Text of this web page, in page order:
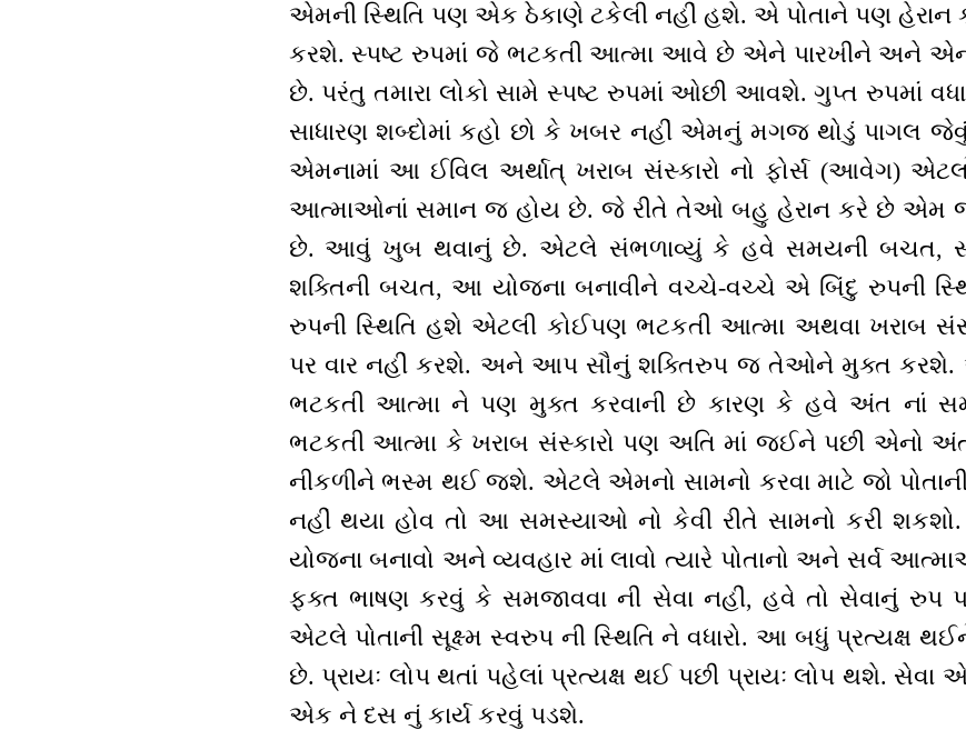
એમની સ્થિતિ પણ એક ઠેકાણે ટકેલી નહીં હશે. એ પોતાને પણ હેરાન
કરશે. સ્પષ્ટ રુપમાં જે ભટકતી આત્મા આવે છે એને પારખીને અને
છે. પરંતુ તમારા લોકો સામે સ્પષ્ટ રુપમાં ઓછી આવશે. ગુપ્ત રુપમાં
સાધારણ શબ્દોમાં કહો છો કે ખબર નહીં એમનું મગજ થોડું પાગલ
એમનામાં આ ઈવિલ અર્થાત્ ખરાબ સંસ્કારો નો ફોર્સ (આવેગ)
આત્માઓનાં સમાન જ હોય છે. જે રીતે તેઓ બહુ હેરાન કરે છે એમ
છે. આવું ખુબ થવાનું છે. એટલે સંભળાવ્યું કે હવે સમયની બચત,
શક્તિની બચત, આ યોજના બનાવીને વચ્ચે-વચ્ચે એ બિંદુ રુપની
રુપની સ્થિતિ હશે એટલી કોઈપણ ભટકતી આત્મા અથવા ખરાબ
પર વાર નહીં કરશે. અને આપ સૌનું શક્તિરુપ જ તેઓને મુક્ત કરશે.
ભટકતી આત્મા ને પણ મુક્ત કરવાની છે કારણ કે હવે અંત નાં
ભટકતી આત્મા કે ખરાબ સંસ્કારો પણ અતિ માં જઈને પછી એનો
નીકળીને ભસ્મ થઈ જશે. એટલે એમનો સામનો કરવા માટે જો
નહીં થયા હોવ તો આ સમસ્યાઓ નો કેવી રીતે સામનો કરી
યોજના બનાવો અને વ્યવહાર માં લાવો ત્યારે પોતાનો અને સર્વ
ફક્ત ભાષણ કરવું કે સમજાવવા ની સેવા નહીં, હવે તો સેવાનું
એટલે પોતાની સૂક્ષ્મ સ્વરુપ ની સ્થિતિ ને વધારો. આ બધું પ્રત્યક્ષ
છે. પ્રાયઃ લોપ થતાં પહેલાં પ્રત્યક્ષ થઈ પછી પ્રાયઃ લોપ થશે.
એક ને દસ નું કાર્ય કરવું પડશે.